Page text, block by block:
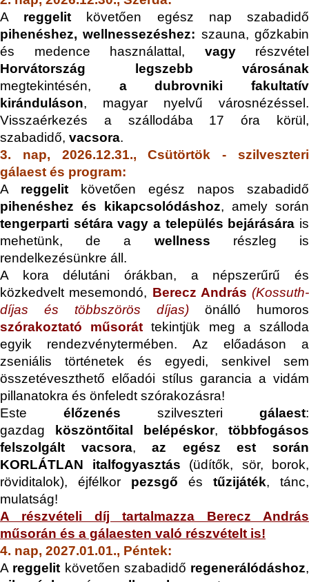
A reggelit követően egész nap szabadidő
pihenéshez, wellnessezéshez: szauna, gőzkabin
és medence használattal, vagy részvétel
Horvátország legszebb városának
megtekintésén, a dubrovniki fakultatív
kiránduláson, magyar nyelvű városnézéssel.
Visszaérkezés a szállodába 17 óra körül,
szabadidő, vacsora.
3. nap, 2026.12.31., Csütörtök - szilveszteri
gálaest és program:
A reggelit követően egész napos szabadidő
pihenéshez és kikapcsolódáshoz, amely során
tengerparti sétára vagy a település bejárására is
mehetünk, de a wellness részleg is
rendelkezésünkre áll.
A kora délutáni órákban, a népszerűrű és
közkedvelt mesemondó, Berecz András (Kossuth-
díjas és többszörös díjas)
önálló humoros
szórakoztató műsorát tekintjük meg a szálloda
egyik rendezvénytermében. Az előadáson a
zseniális történetek és egyedi, senkivel sem
összetéveszthető előadói stílus garancia a vidám
pillanatokra és önfeledt szórakozásra!
Este élőzenés szilveszteri gálaest:
gazdag
köszöntőital belépéskor, többfogásos
felszolgált vacsora,az egész est során
KORLÁTLAN italfogyasztás (üdítők, sör, borok,
röviditalok), éjfélkor pezsgő és tűzijáték, tánc,
mulatság!
A részvételi díj tartalmazza Berecz András
műsorán és a gálaesten való részvételt is!
4. nap, 2027.01.01., Péntek:
A reggelit követően szabadidő regenerálódáshoz,